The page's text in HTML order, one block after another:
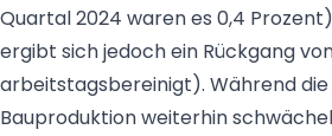
Quartal 2024 waren es 0,4
ergibt sich jedoch ein Rückgang
arbeitstagsbereinigt). Während
Bauproduktion weiterhin